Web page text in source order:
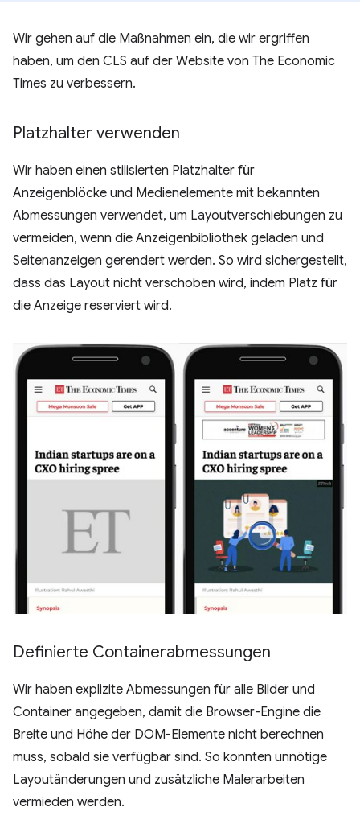
Wir gehen auf die Maßnahmen ein, die wir ergriffen
haben, um den CLS auf der Website von The Economic
Times zu verbessern.
Platzhalter verwenden
Wir haben einen stilisierten Platzhalter für
Anzeigenblöcke und Medienelemente mit bekannten
Abmessungen verwendet, um Layoutverschiebungen zu
vermeiden, wenn die Anzeigenbibliothek geladen und
Seitenanzeigen gerendert werden. So wird sichergestellt,
dass das Layout nicht verschoben wird, indem Platz für
die Anzeige reserviert wird.
Definierte Containerabmessungen
Wir haben explizite Abmessungen für alle Bilder und
Container angegeben, damit die Browser-Engine die
Breite und Höhe der DOM-Elemente nicht berechnen
muss, sobald sie verfügbar sind. So konnten unnötige
Layoutänderungen und zusätzliche Malerarbeiten
vermieden werden.